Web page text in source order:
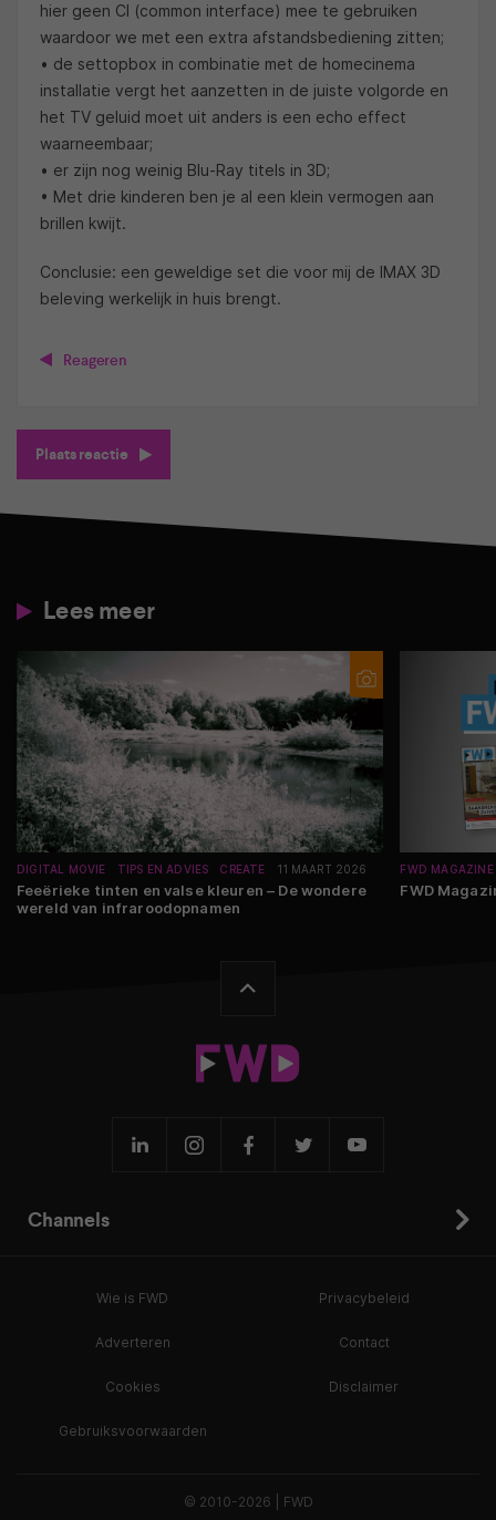
hier geen CI (common interface) mee te gebruiken
waardoor we met een extra afstandsbediening zitten;
• de settopbox in combinatie met de homecinema
installatie vergt het aanzetten in de juiste volgorde en
het TV geluid moet uit anders is een echo effect
waarneembaar;
• er zijn nog weinig Blu-Ray titels in 3D;
• Met drie kinderen ben je al een klein vermogen aan
brillen kwijt.
Conclusie: een geweldige set die voor mij de IMAX 3D
beleving werkelijk in huis brengt.
Reageren
Plaats reactie
Lees meer
DIGITAL MOVIE TIPS EN ADVIES CREATE 11 MAART 2026
Feeërieke tinten en valse kleuren – De wondere
wereld van infraroodopnamen
FWD MAGAZINE
FWD
Channels
Wie is FWD Privacybeleid
Adverteren Contact
Cookies Disclaimer
Gebruiksvoorwaarden
© 2010-2026 | FWD